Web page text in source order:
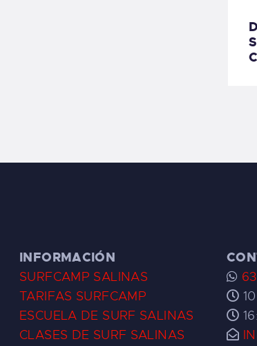
INFORMACIÓN
SURFCAMP SALINAS
TARIFAS SURFCAMP
ESCUELA DE SURF SALINAS
CLASES DE SURF SALINAS